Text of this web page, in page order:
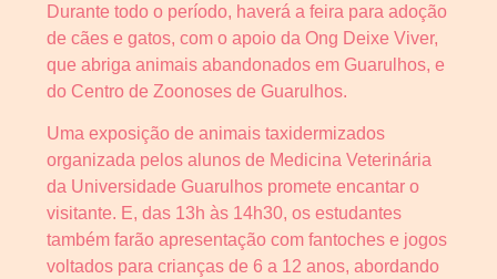
Durante todo o período, haverá a feira para adoção
de cães e gatos, com o apoio da Ong Deixe Viver,
que abriga animais abandonados em Guarulhos, e
do Centro de Zoonoses de Guarulhos.
Uma exposição de animais taxidermizados
organizada pelos alunos de Medicina Veterinária
da Universidade Guarulhos promete encantar o
visitante. E, das 13h às 14h30, os estudantes
também farão apresentação com fantoches e jogos
voltados para crianças de 6 a 12 anos, abordando